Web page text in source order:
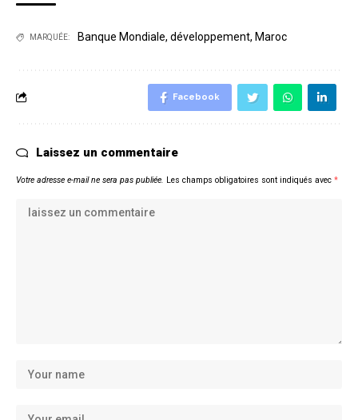
MARQUÉE: Banque Mondiale, développement, Maroc
Facebook
Laissez un commentaire
Votre adresse e-mail ne sera pas publiée. Les champs obligatoires sont indiqués avec *